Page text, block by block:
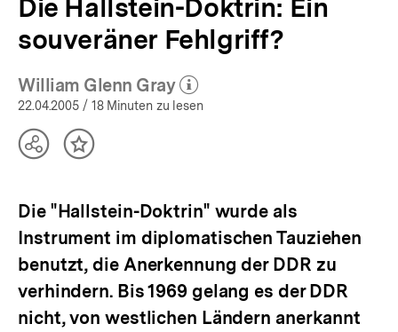
Die Hallstein-Doktrin: Ein
souveräner Fehlgriff?
William Glenn Gray
(Mehr zum Autor)
öffnen
22.04.2005 / 18 Minuten zu lesen
TeilenInhalt
Die "Hallstein-Doktrin" wurde als
Instrument im diplomatischen Tauziehen
benutzt, die Anerkennung der DDR zu
verhindern. Bis 1969 gelang es der DDR
nicht, von westlichen Ländern anerkannt